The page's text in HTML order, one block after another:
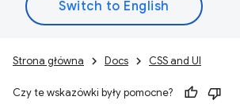
Strona główna Docs CSS and UI
Czy te wskazówki były pomocne?